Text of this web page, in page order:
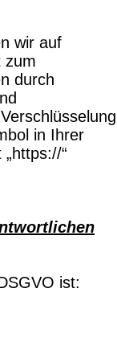
wir auf
zum
durch
in Ihrer
“
ist: